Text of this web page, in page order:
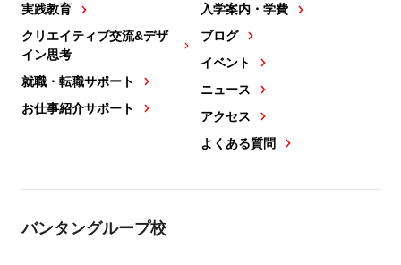
実践教育
クリエイティブ交流&デザ
イン思考
就職・転職サポート
お仕事紹介サポート
入学案内・学費
ブログ
イベント
ニュース
アクセス
よくある質問
バンタングループ校